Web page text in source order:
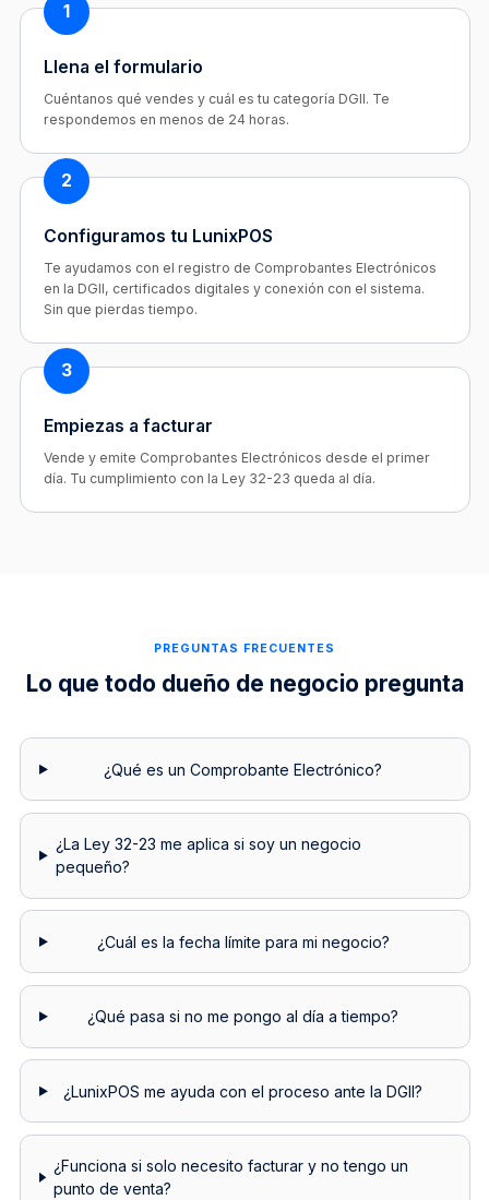
1
Llena el formulario
Cuéntanos qué vendes y cuál es tu categoría DGII. Te
respondemos en menos de 24 horas.
2
Configuramos tu LunixPOS
Te ayudamos con el registro de Comprobantes Electrónicos
en la DGII, certificados digitales y conexión con el sistema.
Sin que pierdas tiempo.
3
Empiezas a facturar
Vende y emite Comprobantes Electrónicos desde el primer
día. Tu cumplimiento con la Ley 32-23 queda al día.
PREGUNTAS FRECUENTES
Lo que todo dueño de negocio pregunta
¿Qué es un Comprobante Electrónico?
¿La Ley 32-23 me aplica si soy un negocio
pequeño?
¿Cuál es la fecha límite para mi negocio?
¿Qué pasa si no me pongo al día a tiempo?
¿LunixPOS me ayuda con el proceso ante la DGII?
¿Funciona si solo necesito facturar y no tengo un
punto de venta?